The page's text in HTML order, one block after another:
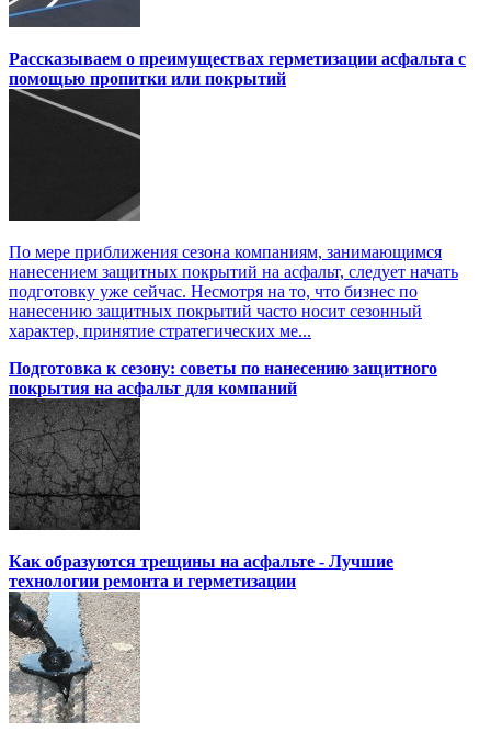
Рассказываем о преимуществах герметизации асфальта с
помощью пропитки или покрытий
По мере приближения сезона компаниям, занимающимся
нанесением защитных покрытий на асфальт, следует начать
подготовку уже сейчас. Несмотря на то, что бизнес по
нанесению защитных покрытий часто носит сезонный
характер, принятие стратегических ме...
Подготовка к сезону: советы по нанесению защитного
покрытия на асфальт для компаний
Как образуются трещины на асфальте - Лучшие
технологии ремонта и герметизации